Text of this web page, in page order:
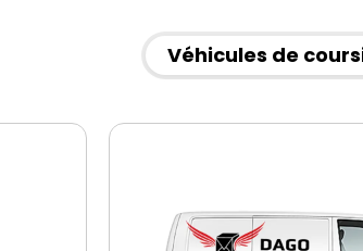
Véhicules de